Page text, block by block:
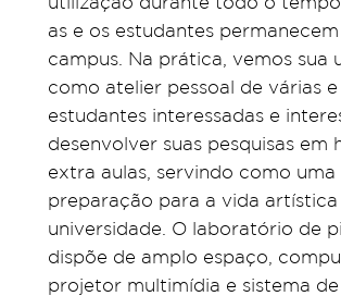
as e os estudantes
campus. Na prática, vemos sua
como atelier pessoal de várias
estudantes interessadas e
desenvolver suas pesquisas em
extra aulas, servindo como
preparação para a vida artística
universidade. O laboratório de
dispõe de amplo espaço,
projetor multimídia e sistema